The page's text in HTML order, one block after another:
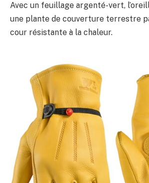
Avec un feuillage argenté-vert,
une plante de couverture terrestre
cour résistante à la chaleur.